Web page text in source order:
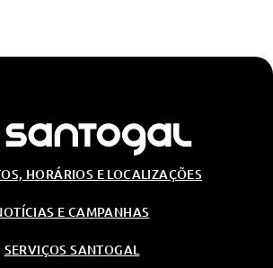
HORÁRIOS E LOCALIZAÇÕES
E CAMPANHAS
SERVIÇOS SANTOGAL